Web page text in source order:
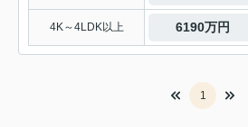
4K～4LDK以上 6190万円
1